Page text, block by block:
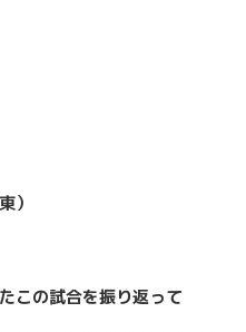
）
この試合を振り返って